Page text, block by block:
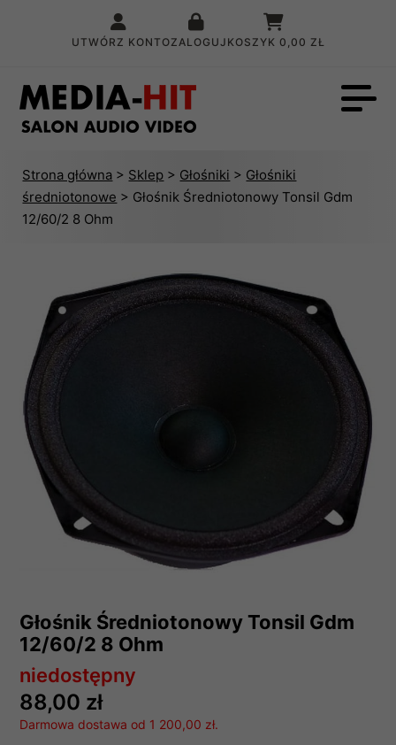
UTWÓRZ KONTOZALOGUJ KOSZYK 0,00 ZŁ
Strona główna > Sklep > Głośniki > Głośniki
średniotonowe > Głośnik Średniotonowy Tonsil Gdm
12/60/2 8 Ohm
Głośnik Średniotonowy Tonsil Gdm
12/60/2 8 Ohm
niedostępny
88,00 zł
Darmowa dostawa od 1 200,00 zł.